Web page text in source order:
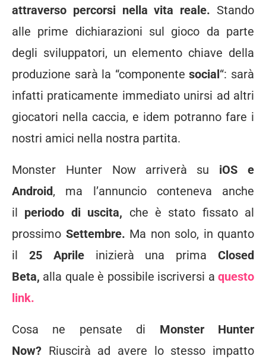
attraverso percorsi nella vita reale. Stando
alle prime dichiarazioni sul gioco da parte
degli sviluppatori, un elemento chiave della
produzione sarà la “componentesocial “: sarà
infatti praticamente immediato unirsi ad altri
giocatori nella caccia, e idem potranno fare i
nostri amici nella nostra partita.
Monster Hunter Now arriverà su iOS e
Android, ma l’annuncio conteneva anche
il periodo di uscita, che è stato fissato al
prossimo Settembre. Ma non solo, in quanto
il 25 Aprile inizierà una primaClosed
Beta, alla quale è possibile iscriversi aquesto
link.
Cosa ne pensate di Monster Hunter
Now? Riuscirà ad avere lo stesso impatto